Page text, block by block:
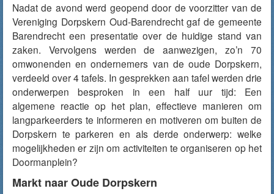
Nadat de avond werd geopend door de voorzitter van de
Vereniging Dorpskern Oud-Barendrecht gaf de gemeente
Barendrecht een presentatie over de huidige stand van
zaken. Vervolgens werden de aanwezigen, zo’n 70
omwonenden en ondernemers van de oude Dorpskern,
verdeeld over 4 tafels. In gesprekken aan tafel werden drie
onderwerpen besproken in een half uur tijd: Een
algemene reactie op het plan, effectieve manieren om
langparkeerders te informeren en motiveren om buiten de
Dorpskern te parkeren en als derde onderwerp: welke
mogelijkheden er zijn om activiteiten te organiseren op het
Doormanplein?
Markt naar Oude Dorpskern